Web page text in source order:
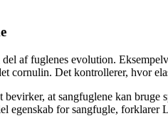
af fuglenes evolution.
cornulin. Det kontrollerer, hvor
at sangfuglene kan
egenskab for sangfugle,